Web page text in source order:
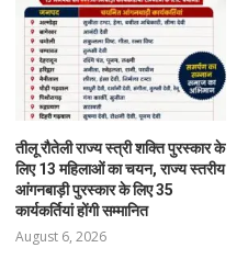
तीलू रौतेली राज्य स्त्री शक्ति पुरस्कार के
लिए 13 महिलाओं का चयन, राज्य स्तरीय
आंगनबाड़ी पुरस्कार के लिए 35
कार्यकर्तियां होंगी सम्मानित
August 6, 2026